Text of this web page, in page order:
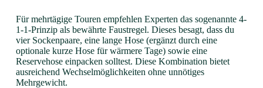
Für mehrtägige Touren empfehlen Experten das sogenannte 4-
1-1-Prinzip als bewährte Faustregel. Dieses besagt, dass du
vier Sockenpaare, eine lange Hose (ergänzt durch eine
optionale kurze Hose für wärmere Tage) sowie eine
Reservehose einpacken solltest. Diese Kombination bietet
ausreichend Wechselmöglichkeiten ohne unnötiges
Mehrgewicht.